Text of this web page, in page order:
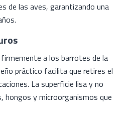
de las aves, garantizando una
a los barrotes de la
práctico facilita que retires el
La superficie lisa y no
hongos y microorganismos que